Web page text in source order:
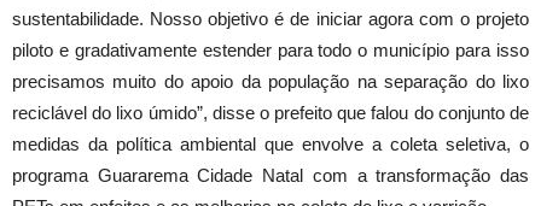
sustentabilidade. Nosso objetivo é de iniciar agora com o projeto
piloto e gradativamente estender para todo o município para isso
precisamos muito do apoio da população na separação do lixo
reciclável do lixo úmido”, disse o prefeito que falou do conjunto de
medidas da política ambiental que envolve a coleta seletiva, o
programa Guararema Cidade Natal com a transformação das